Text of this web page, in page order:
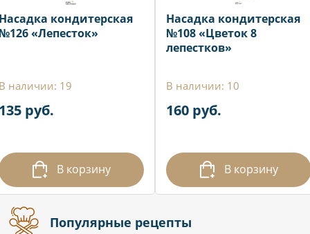
кондитерская
«Лепесток»
наличии: 19
руб.
В корзину
Насадка кондитерская
№108 «Цветок 8
лепестков»
В наличии: 10
160 руб.
В корзину
Популярные рецепты